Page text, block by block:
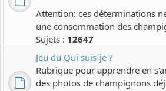
Attention: ces déterminations
une consommation des
Sujets : 12647
Jeu du Qui suis-je ?
Rubrique pour apprendre en
des photos de champignons